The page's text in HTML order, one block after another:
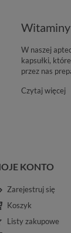
Witaminy
W naszej
kapsułki,
przez nas
Czytaj więcej
KONTO
Zarejestruj się
Koszyk
Listy zakupowe